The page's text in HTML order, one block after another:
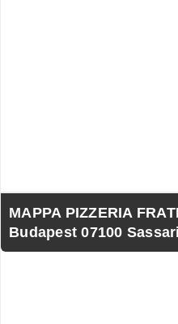
MAPPA PIZZERIA
Budapest 07100 Sassari